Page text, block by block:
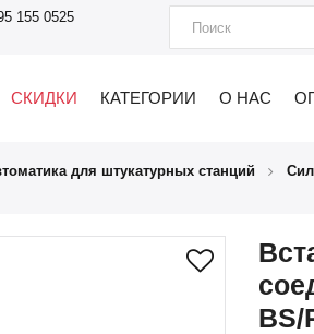
155 0525
СКИДКИ КАТЕГОРИИ О НАС
для штукатурных станций
BS/